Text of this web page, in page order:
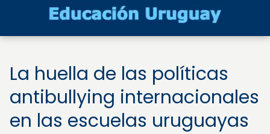
La huella de las políticas
antibullying internacionales
en las escuelas uruguayas